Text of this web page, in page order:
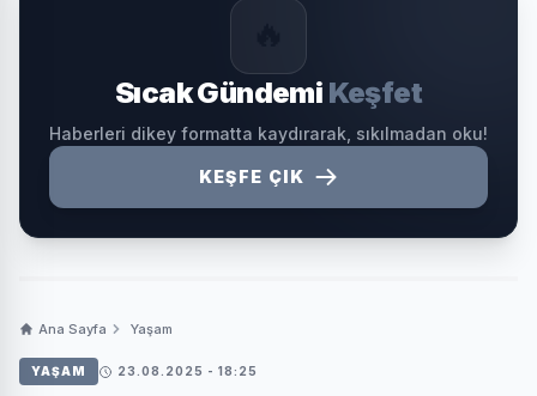
Sıcak Gündemi Keşfet
Haberleri dikey formatta kaydırarak, sıkılmadan oku!
KEŞFE ÇIK
Ana Sayfa Yaşam
YAŞAM 23.08.2025 - 18:25